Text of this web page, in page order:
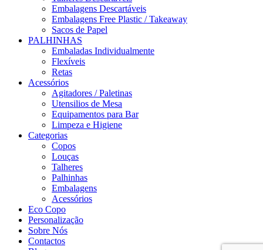
Embalagens Descartáveis
Embalagens Free Plastic / Takeaway
Sacos de Papel
PALHINHAS
Embaladas Individualmente
Flexíveis
Retas
Acessórios
Agitadores / Paletinas
Utensilios de Mesa
Equipamentos para Bar
Limpeza e Higiene
Categorias
Copos
Louças
Talheres
Palhinhas
Embalagens
Acessórios
Eco Copo
Personalização
Sobre Nós
Contactos